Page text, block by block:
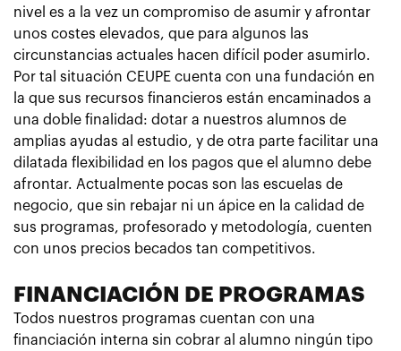
nivel es a la vez un compromiso de asumir y afrontar
unos costes elevados, que para algunos las
circunstancias actuales hacen difícil poder asumirlo.
Por tal situación CEUPE cuenta con una fundación en
la que sus recursos financieros están encaminados a
una doble finalidad: dotar a nuestros alumnos de
amplias ayudas al estudio, y de otra parte facilitar una
dilatada flexibilidad en los pagos que el alumno debe
afrontar. Actualmente pocas son las escuelas de
negocio, que sin rebajar ni un ápice en la calidad de
sus programas, profesorado y metodología, cuenten
con unos precios becados tan competitivos.
FINANCIACIÓN DE PROGRAMAS
Todos nuestros programas cuentan con una
financiación interna sin cobrar al alumno ningún tipo